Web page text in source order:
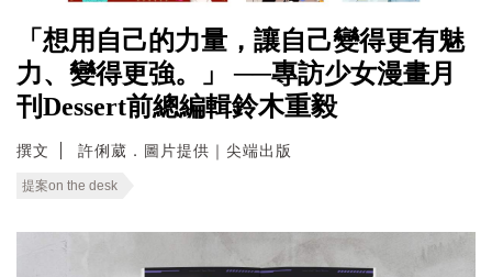
「想用自己的力量，讓自己變得更有魅
力、變得更強。」 ──專訪少女漫畫月
刊Dessert前總編輯鈴木重毅
撰文 許俐葳．圖片提供｜尖端出版
提案on the desk